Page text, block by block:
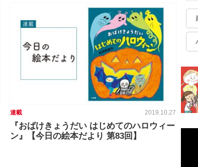
連載 2019.10.27
『おばけきょうだい はじめてのハロウィー
ン』【今日の絵本だより 第83回】